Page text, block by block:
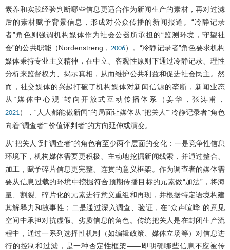
素养和实践经验判断哪些信息更适合作为新闻生产的素材，再对过滤
后的素材赋予背景信息，形成对公众传播的新闻报道。“冷静记录
者”角色则强调机构媒体作为社会公器所承担的“监测环境，守望社
会”的公共职能（Nordenstreng， 2006）。“冷静记录者”角色要求机构
媒体秉持专业主义精神，在中立、客观性原则下通过冷静记录、理性
分析来监督权力、揭示真相，从而维护公共利益和促进社会民主。然
而，社交媒体的兴起打破了机构媒体对新闻信源的垄断，新闻业态
从“媒体中心观”转向开放式互动传播体系（姜华，张涛甫，
2021），“人人都能做新闻”的局面让媒体从“把关人”“冷静记录者”角色
向着“调查者”“价值评判者”的方向延伸或演变。
从“把关人”到“调查者”的角色有至少两个层面的变化：一是竞争性信息
环境下，机构媒体需要更积极、主动地挖掘新闻线索，并通过整合、
加工，赋予碎片信息更完整、连贯的意义框架。作为调查者的媒体需
要从信息过载的环境中挖掘符合预期传播目标的元素做“加法”，将海
量、割裂、碎片化的元素进行意义重组和再现，并根据特定语境构建
其解释力和故事性；二是通过深入调查、验证，在“众声喧哗”的意见
空间中承担对抗虚假、劣质信息的角色。传统把关人是在封闭生产流
程中，通过一系列选择性机制（如编辑政策、媒体立场等）对信息进
行的控制和过滤，是一种否定性框架——即明确哪些信息不应被传